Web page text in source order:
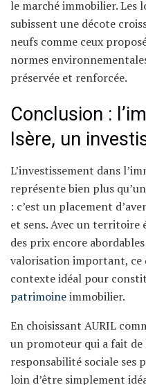
le marché immobilier. Les
subissent une décote
neufs comme ceux
normes
préservée et renforcée.
Conclusion :
Isère, un
L’investissement dans
représente bien plus
: c’est un placement
et sens. Avec un territoire
des prix encore
valorisation important,
contexte idéal pour
patrimoineimmobilier.
En choisissant AURIL
un promoteur qui a fait
responsabilité sociale ses
loin d’être simplement